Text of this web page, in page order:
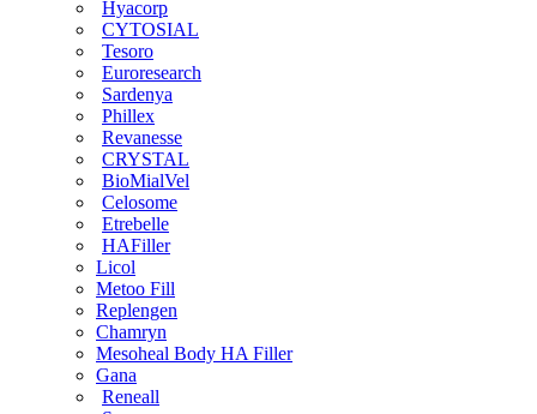
Hyacorp
CYTOSIAL
Tesoro
Euroresearch
Sardenya
Phillex
Revanesse
CRYSTAL
BioMialVel
Celosome
Etrebelle
HAFiller
Licol
Metoo Fill
Replengen
Chamryn
Mesoheal Body HA Filler
Gana
Reneall